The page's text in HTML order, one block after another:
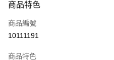
Apple Pay
街口支付
商品特色
商品編號
10111191
商品特色